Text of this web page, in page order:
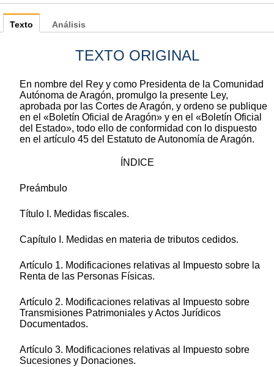
Texto
TEXTO ORIGINAL
En nombre del Rey y como Presidenta de la Comunidad
Autónoma de Aragón, promulgo la presente Ley,
aprobada por las Cortes de Aragón, y ordeno se publique
en el «Boletín Oficial de Aragón» y en el «Boletín Oficial
del Estado», todo ello de conformidad con lo dispuesto
en el artículo 45 del Estatuto de Autonomía de Aragón.
ÍNDICE
Preámbulo
Título I. Medidas fiscales.
Capítulo I. Medidas en materia de tributos cedidos.
Artículo 1. Modificaciones relativas al Impuesto sobre la
Renta de las Personas Físicas.
Artículo 2. Modificaciones relativas al Impuesto sobre
Transmisiones Patrimoniales y Actos Jurídicos
Documentados.
Artículo 3. Modificaciones relativas al Impuesto sobre
Sucesiones y Donaciones.
Análisis